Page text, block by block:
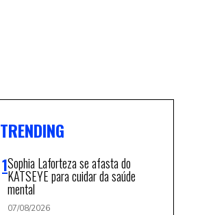
TRENDING
Sophia Laforteza se afasta do
KATSEYE para cuidar da saúde
mental
07/08/2026